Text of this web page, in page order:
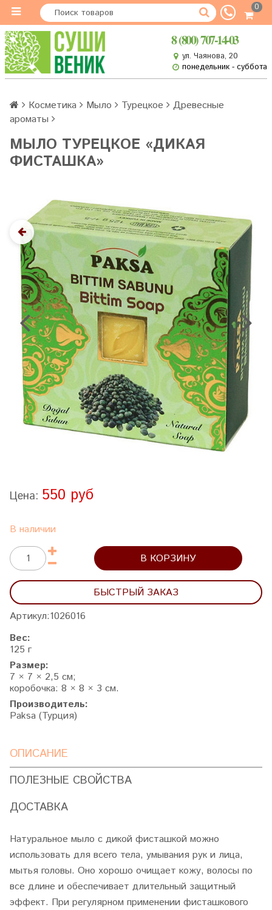
0
8 (800) 707-14-03
ул. Чаянова, 20
понедельник - суббота
Косметика Мыло Турецкое
Древесные
ароматы
МЫЛО ТУРЕЦКОЕ «ДИКАЯ
ФИСТАШКА»
Цена: 550 руб
В наличии
В КОРЗИНУ
БЫСТРЫЙ ЗАКАЗ
Артикул:1026016
Вес:
125 г
Размер:
7 × 7 × 2,5 см;
коробочка: 8 × 8 × 3 см.
Производитель:
Paksa (Турция)
ОПИСАНИЕ
ПОЛЕЗНЫЕ СВОЙСТВА
ДОСТАВКА
Натуральное мыло с дикой фисташкой можно
использовать для всего тела, умывания рук и лица,
мытья головы. Оно хорошо очищает кожу, волосы по
все длине и обеспечивает длительный защитный
эффект. При регулярном применении фисташкового